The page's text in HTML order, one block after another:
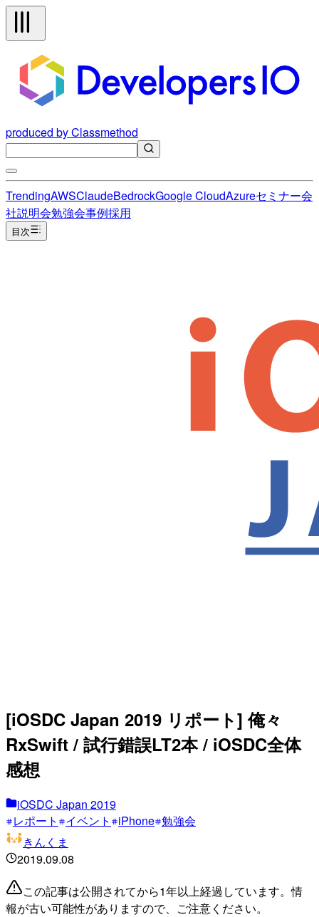
produced by Classmethod
TrendingAWSClaudeBedrockGoogle CloudAzureセミナー会
社説明会勉強会事例採用
目次
[iOSDC Japan 2019 リポート] 俺々
RxSwift / 試行錯誤LT2本 / iOSDC全体
感想
iOSDC Japan 2019
レポート
イベント iPhone 勉強会
きんくま
2019.09.08
この記事は公開されてから1年以上経過しています。情
報が古い可能性がありますので、ご注意ください。